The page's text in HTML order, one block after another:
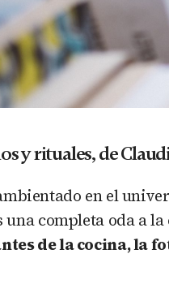
y rituales, de
en el
completa oda a
de la cocina, la